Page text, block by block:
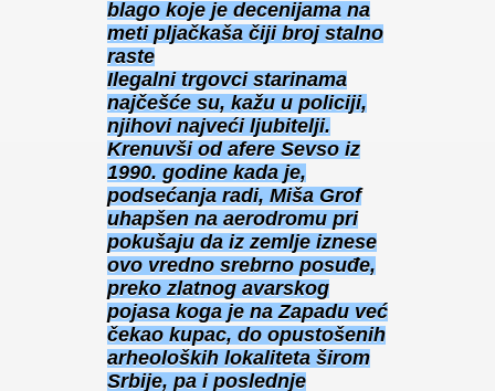
blago koje je decenijama na
meti pljačkaša čiji broj stalno
raste
Ilegalni trgovci starinama
najčešće su, kažu u policiji,
njihovi najveći ljubitelji.
Krenuvši od afere Sevso iz
1990. godine kada je,
podsećanja radi, Miša Grof
uhapšen na aerodromu pri
pokušaju da iz zemlje iznese
ovo vredno srebrno posuđe,
preko zlatnog avarskog
pojasa koga je na Zapadu već
čekao kupac, do opustošenih
arheoloških lokaliteta širom
Srbije, pa i poslednje